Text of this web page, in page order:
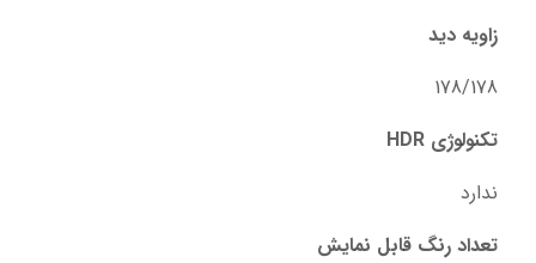
زاویه دید
178/178
تکنولوژی HDR
ندارد
تعداد رنگ قابل نمایش